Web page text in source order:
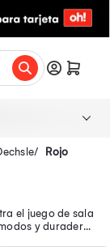
Rojo
el juego de sala
y duraderos